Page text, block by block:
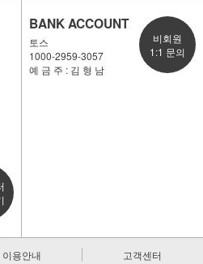
BANK ACCOUNT
토스
1000-2959-3057
예 금 주 : 김 형 남
비회원
1:1 문의
이용안내 고객센터